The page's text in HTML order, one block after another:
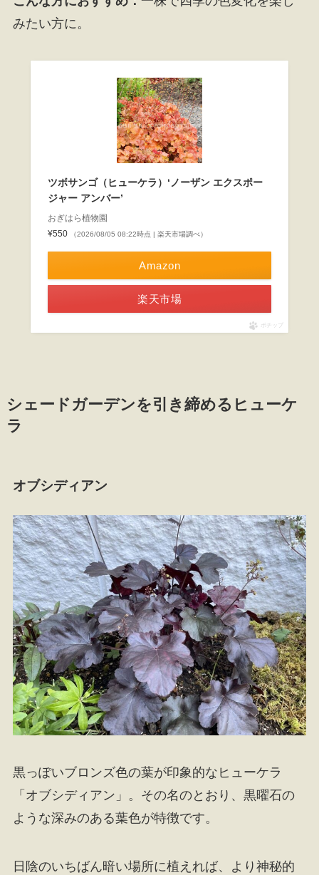
みたい方に。
ツボサンゴ（ヒューケラ）‘ノーザン エクスポー
ジャー アンバー’
おぎはら植物園
¥550
（2026/08/05 08:22時点 | 楽天市場調べ）
Amazon
楽天市場
ポチップ
シェードガーデンを引き締めるヒューケ
ラ
オブシディアン
黒っぽいブロンズ色の葉が印象的なヒューケラ
「オブシディアン」。その名のとおり、黒曜石の
ような深みのある葉色が特徴です。
日陰のいちばん暗い場所に植えれば、より神秘的